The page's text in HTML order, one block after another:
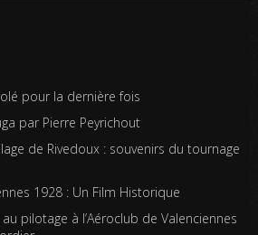
pour la dernière fois
par Pierre Peyrichout
de Rivedoux : souvenirs du tournage
1928 : Un Film Historique
pilotage à l’Aéroclub de Valenciennes